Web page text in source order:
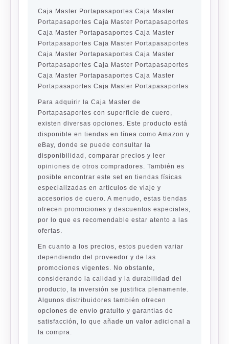
Caja Master Portapasaportes Caja Master
Portapasaportes Caja Master Portapasaportes
Caja Master Portapasaportes Caja Master
Portapasaportes Caja Master Portapasaportes
Caja Master Portapasaportes Caja Master
Portapasaportes Caja Master Portapasaportes
Caja Master Portapasaportes Caja Master
Portapasaportes Caja Master Portapasaportes
Para adquirir la Caja Master de
Portapasaportes con superficie de cuero,
existen diversas opciones. Este producto está
disponible en tiendas en línea como Amazon y
eBay, donde se puede consultar la
disponibilidad, comparar precios y leer
opiniones de otros compradores. También es
posible encontrar este set en tiendas físicas
especializadas en artículos de viaje y
accesorios de cuero. A menudo, estas tiendas
ofrecen promociones y descuentos especiales,
por lo que es recomendable estar atento a las
ofertas.
En cuanto a los precios, estos pueden variar
dependiendo del proveedor y de las
promociones vigentes. No obstante,
considerando la calidad y la durabilidad del
producto, la inversión se justifica plenamente.
Algunos distribuidores también ofrecen
opciones de envío gratuito y garantías de
satisfacción, lo que añade un valor adicional a
la compra.